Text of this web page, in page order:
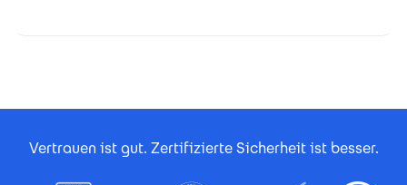
Vertrauen ist gut. Zertifizierte Sicherheit ist besser.